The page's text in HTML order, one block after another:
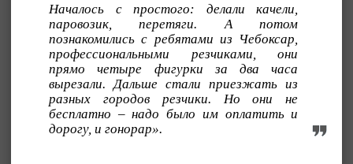
Началось с простого: делали качели,
паровозик, перетяги. А потом
познакомились с ребятами из Чебоксар,
профессиональными резчиками, они
прямо четыре фигурки за два часа
вырезали. Дальше стали приезжать из
разных городов резчики. Но они не
бесплатно – надо было им оплатить и
дорогу, и гонорар».